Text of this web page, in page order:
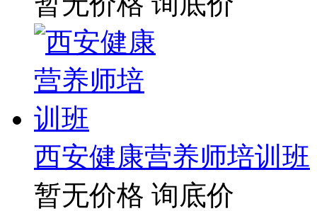
西安健康营养师培训班
暂无价格 询底价